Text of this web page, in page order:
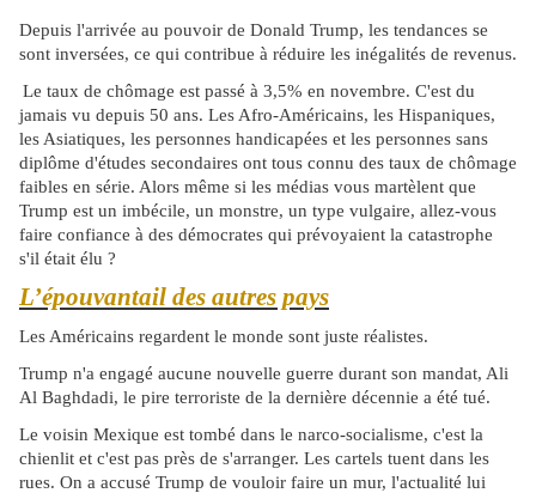
Depuis l'arrivée au pouvoir de Donald Trump, les tendances se
sont inversées, ce qui contribue à réduire les inégalités de revenus.
Le taux de chômage est passé à 3,5% en novembre. C'est du
jamais vu depuis 50 ans. Les Afro-Américains, les Hispaniques,
les Asiatiques, les personnes handicapées et les personnes sans
diplôme d'études secondaires ont tous connu des taux de chômage
faibles en série. Alors même si les médias vous martèlent que
Trump est un imbécile, un monstre, un type vulgaire, allez-vous
faire confiance à des démocrates qui prévoyaient la catastrophe
s'il était élu ?
L’épouvantail des autres pays
Les Américains regardent le monde sont juste réalistes.
Trump n'a engagé aucune nouvelle guerre durant son mandat, Ali
Al Baghdadi, le pire terroriste de la dernière décennie a été tué.
Le voisin Mexique est tombé dans le narco-socialisme, c'est la
chienlit et c'est pas près de s'arranger. Les cartels tuent dans les
rues. On a accusé Trump de vouloir faire un mur, l'actualité lui